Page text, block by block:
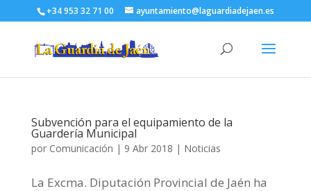
+34 953 32 71 00 ayuntamiento@laguardiadejaen.es
Subvención para el equipamiento de la
Guardería Municipal
por Comunicación | 9 Abr 2018 | Noticias
La Excma. Diputación Provincial de Jaén ha